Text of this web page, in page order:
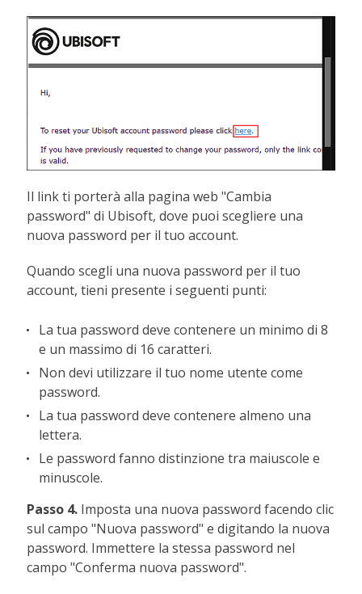
Il link ti porterà alla pagina web "Cambia
password" di Ubisoft, dove puoi scegliere una
nuova password per il tuo account.
Quando scegli una nuova password per il tuo
account, tieni presente i seguenti punti:
La tua password deve contenere un minimo di 8
e un massimo di 16 caratteri.
Non devi utilizzare il tuo nome utente come
password.
La tua password deve contenere almeno una
lettera.
Le password fanno distinzione tra maiuscole e
minuscole.
Passo 4. Imposta una nuova password facendo clic
sul campo "Nuova password" e digitando la nuova
password. Immettere la stessa password nel
campo "Conferma nuova password".